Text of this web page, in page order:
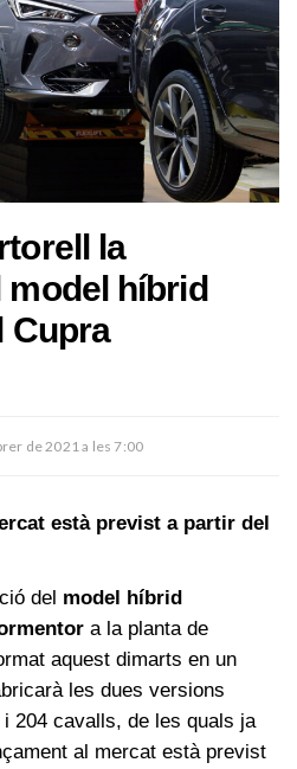
la
híbrid
Cupra
de 2021 a les 7:00
està previst a partir del
del model híbrid
a la planta de
aquest dimarts en un
les dues versions
i 204 cavalls, de les quals ja
al mercat està previst